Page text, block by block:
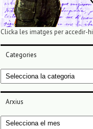
Clicka les imatges per accedir-hi
Categories
Categories
Arxius
Arxius